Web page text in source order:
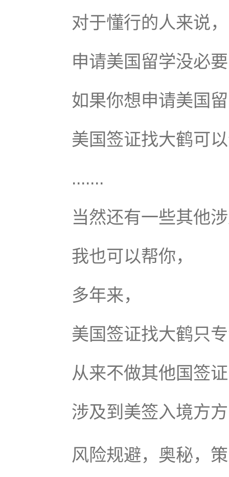
对于懂行的人来说，
申请美国留学没必
如果你想申请美国
美国签证找大鹤可
.......
当然还有一些其他
我也可以帮你，
多年来，
美国签证找大鹤只
从来不做其他国签
涉及到美签入境方
风险规避，奥秘，